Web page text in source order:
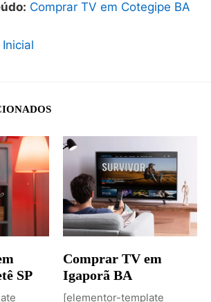
Comprar TV em Cotegipe BA
SP
Comprar TV em
Igaporã BA
[elementor-template